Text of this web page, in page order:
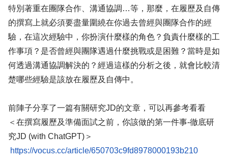
特別著重在團隊合作、溝通協調…等，那麼，在履歷及自傳
的撰寫上就必須要盡量圍繞在你過去曾經與團隊合作的經
驗，在這次經驗中，你扮演什麼樣的角色？負責什麼樣的工
作事項？是否曾經與團隊遇過什麼挑戰或是困難？當時是如
何透過溝通協調解決的？經過這樣的分析之後，就會比較清
楚哪些經驗是該放在履歷及自傳中。
前陣子分享了一篇有關研究JD的文章，可以再參考看看
＜在撰寫履歷及準備面試之前，你該做的第一件事-徹底研
究JD (with ChatGPT)＞
https://vocus.cc/article/650703c9fd8978000193b210